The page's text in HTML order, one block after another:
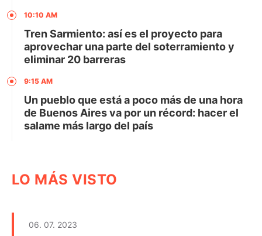
10:10 AM
Tren Sarmiento: así es el proyecto para
aprovechar una parte del soterramiento y
eliminar 20 barreras
9:15 AM
Un pueblo que está a poco más de una hora
de Buenos Aires va por un récord: hacer el
salame más largo del país
LO MÁS VISTO
06. 07. 2023